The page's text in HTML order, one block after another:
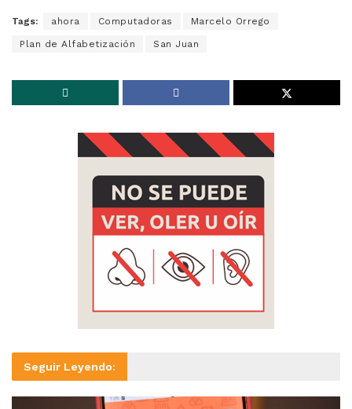
Tags: ahora Computadoras Marcelo Orrego
Plan de Alfabetización San Juan
Seguir Leyendo: